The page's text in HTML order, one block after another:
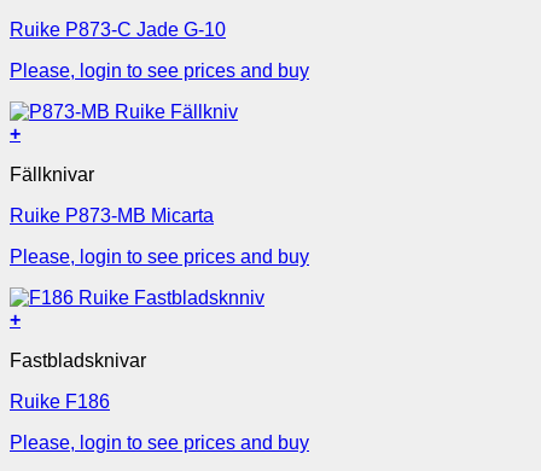
Ruike P873-C Jade G-10
Please, login to see prices and buy
+
Fällknivar
Ruike P873-MB Micarta
Please, login to see prices and buy
+
Fastbladsknivar
Ruike F186
Please, login to see prices and buy